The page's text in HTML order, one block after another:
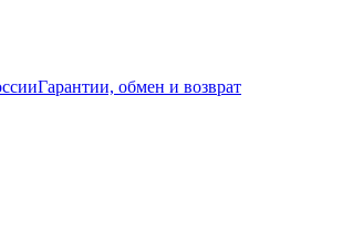
Гарантии, обмен и возврат